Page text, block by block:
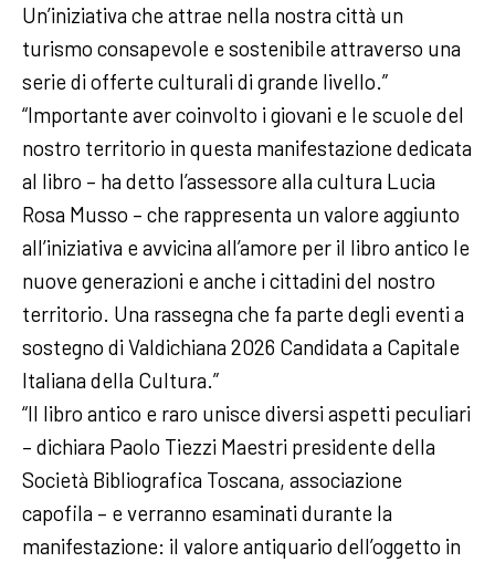
Un’iniziativa che attrae nella nostra città un
turismo consapevole e sostenibile attraverso una
serie di offerte culturali di grande livello.”
“Importante aver coinvolto i giovani e le scuole del
nostro territorio in questa manifestazione dedicata
al libro – ha detto l’assessore alla cultura Lucia
Rosa Musso – che rappresenta un valore aggiunto
all’iniziativa e avvicina all’amore per il libro antico le
nuove generazioni e anche i cittadini del nostro
territorio. Una rassegna che fa parte degli eventi a
sostegno di Valdichiana 2026 Candidata a Capitale
Italiana della Cultura.”
“Il libro antico e raro unisce diversi aspetti peculiari
– dichiara Paolo Tiezzi Maestri presidente della
Società Bibliografica Toscana, associazione
capofila – e verranno esaminati durante la
manifestazione: il valore antiquario dell’oggetto in